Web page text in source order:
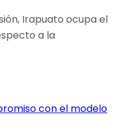
Irapuato ocupa el
a la